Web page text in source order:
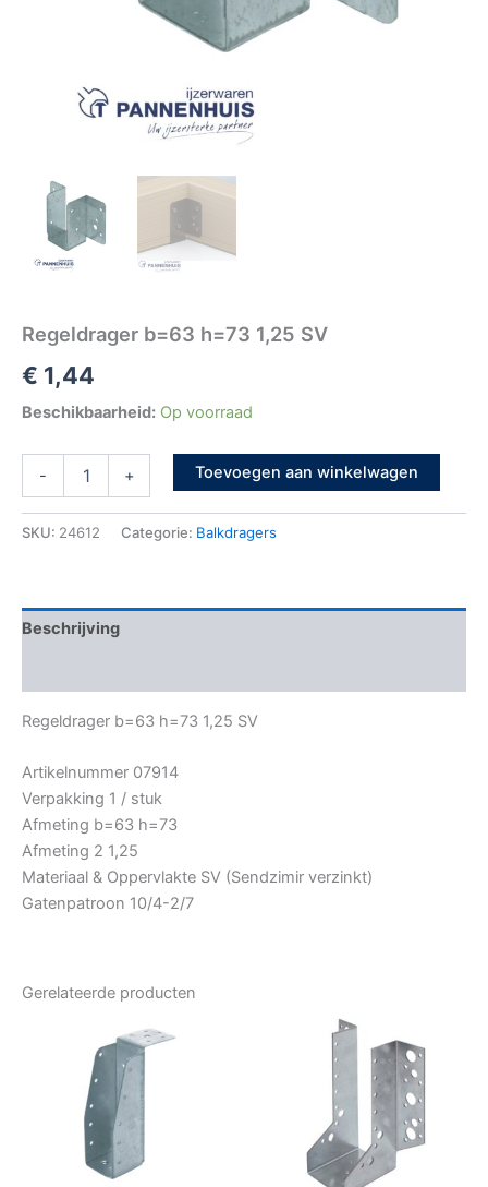
Regeldrager b=63 h=73 1,25 SV
€ 1,44
Beschikbaarheid: Op voorraad
- + Toevoegen aan winkelwagen
SKU: 24612 Categorie: Balkdragers
Beschrijving
Regeldrager b=63 h=73 1,25 SV
Artikelnummer 07914
Verpakking 1 / stuk
Afmeting b=63 h=73
Afmeting 2 1,25
Materiaal & Oppervlakte SV (Sendzimir verzinkt)
Gatenpatroon 10/4-2/7
Gerelateerde producten